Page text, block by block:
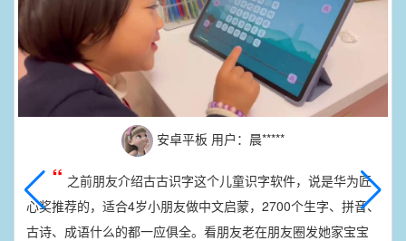
安卓平板 用户：晨*****
“ 之前朋友介绍古古识字这个儿童识字软件，说是华为匠
心奖推荐的，适合4岁小朋友做中文启蒙，2700个生字、拼音、
古诗、成语什么的都一应俱全。看朋友老在朋友圈发她家宝宝